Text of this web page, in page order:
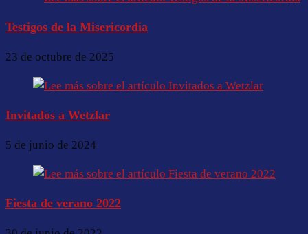
Testigos de la Misericordia
23 de octubre de 2025
Invitados a Wetzlar
5 de junio de 2024
Fiesta de verano 2022